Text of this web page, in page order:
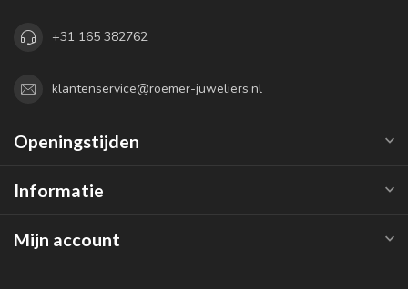
+31 165 382762
klantenservice@roemer-juweliers.nl
Openingstijden
Informatie
Mijn account